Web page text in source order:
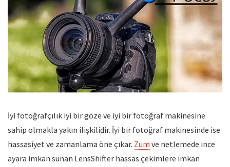
İyi fotoğrafçılık iyi bir göze ve iyi bir fotoğraf makinesine
sahip olmakla yakın ilişkilidir. İyi bir fotoğraf makinesinde ise
hassasiyet ve zamanlama öne çıkar. Zum ve netlemede ince
ayara imkan sunan LensShifter hassas çekimlere imkan